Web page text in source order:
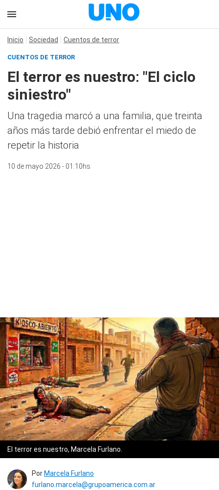
Inicio Sociedad Cuentos de terror
CUENTOS DE TERROR
El terror es nuestro: "El ciclo
siniestro"
Una tragedia marcó a una familia, que treinta
años más tarde debió enfrentar el miedo de
repetir la historia
10 de mayo 2026 - 01:10hs
El terror es nuestro, Marcela Furlano.
Por Marcela Furlano
furlano.marcela@grupoamerica.com.ar